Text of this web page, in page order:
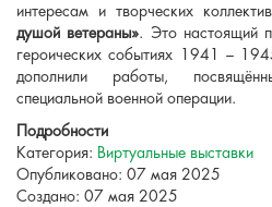
интересам и творческих
душой ветераны». Это настоящий
героических событиях 1941 –
дополнили работы,
специальной военной операции.
Подробности
Категория: Виртуальные выставки
Опубликовано: 07 мая 2025
Создано: 07 мая 2025